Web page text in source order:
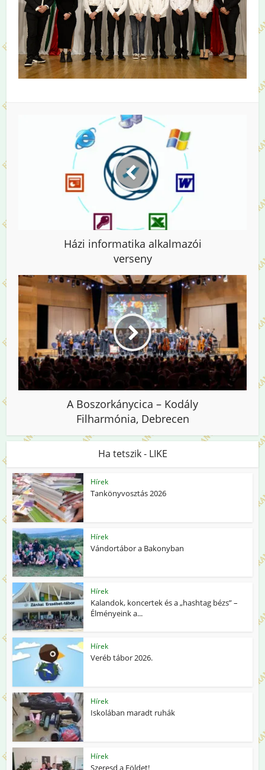
Házi informatika alkalmazói
verseny
A Boszorkánycica – Kodály
Filharmónia, Debrecen
Ha tetszik - LIKE
Hírek
Tankönyvosztás 2026
Hírek
Vándortábor a Bakonyban
Hírek
Kalandok, koncertek és a „hashtag bézs” –
Élményeink a...
Hírek
Veréb tábor 2026.
Hírek
Iskolában maradt ruhák
Hírek
Szeresd a Földet!